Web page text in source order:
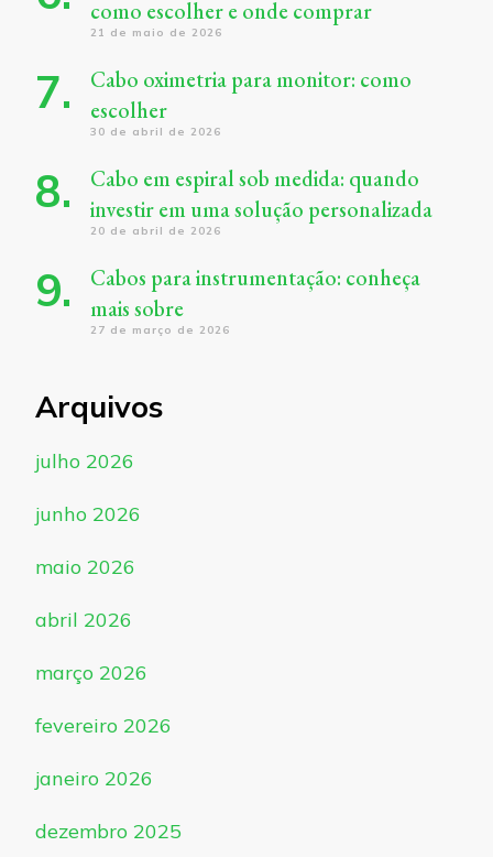
como escolher e onde comprar
21 de maio de 2026
Cabo oximetria para monitor: como
escolher
30 de abril de 2026
Cabo em espiral sob medida: quando
investir em uma solução personalizada
20 de abril de 2026
Cabos para instrumentação: conheça
mais sobre
27 de março de 2026
Arquivos
julho 2026
junho 2026
maio 2026
abril 2026
março 2026
fevereiro 2026
janeiro 2026
dezembro 2025